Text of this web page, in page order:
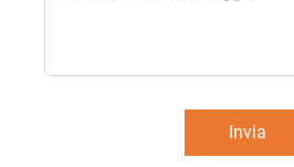
Invia